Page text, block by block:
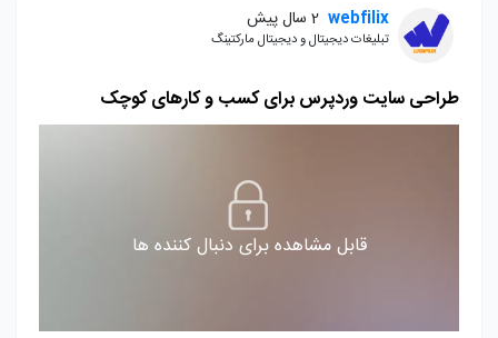
webfilix 2 سال پیش
تبلیغات دیجیتال و دیجیتال مارکتینگ
طراحی سایت وردپرس برای کسب‌ و کارهای کوچک
قابل مشاهده برای دنبال کننده ها